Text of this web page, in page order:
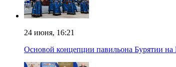
24 июня, 16:21
Основой концепции павильона Бурятии